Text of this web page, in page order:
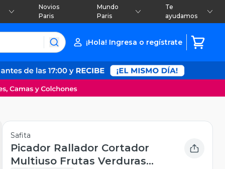
Novios
Paris
Mundo
Paris
Te
ayudamos
¡Hola! Ingresa o regístrate
Safita
Picador Rallador Cortador
Multiuso Frutas Verduras